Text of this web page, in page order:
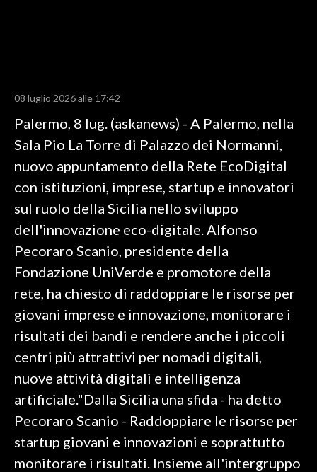
RISULTATI E CLASSIFICHE
CALCIO
CALCIO REGIONALE
BASKET
VOLLEY
MOTORI
TENNIS
ALTRI SPORT
CULTURA
GOSSIP
SALUTE
SARDEGNA TURISMO
08 luglio 2026 alle 17:42
Palermo, 8 lug. (askanews) - A Palermo, nella
Sala Pio La Torre di Palazzo dei Normanni,
nuovo appuntamento della Rete EcoDigital
con istituzioni, imprese, startup e innovatori
sul ruolo della Sicilia nello sviluppo
dell'innovazione eco-digitale. Alfonso
Pecoraro Scanio, presidente della
Fondazione UniVerde e promotore della
rete, ha chiesto di raddoppiare le risorse per
giovani imprese e innovazione, monitorare i
risultati dei bandi e rendere anche i piccoli
centri più attrattivi per nomadi digitali,
nuove attività digitali e intelligenza
artificiale."Dalla Sicilia una sfida - ha detto
Pecoraro Scanio - Raddoppiare le risorse per
startup giovani e innovazioni e soprattutto
monitorare i risultati. Insieme all'intergruppo